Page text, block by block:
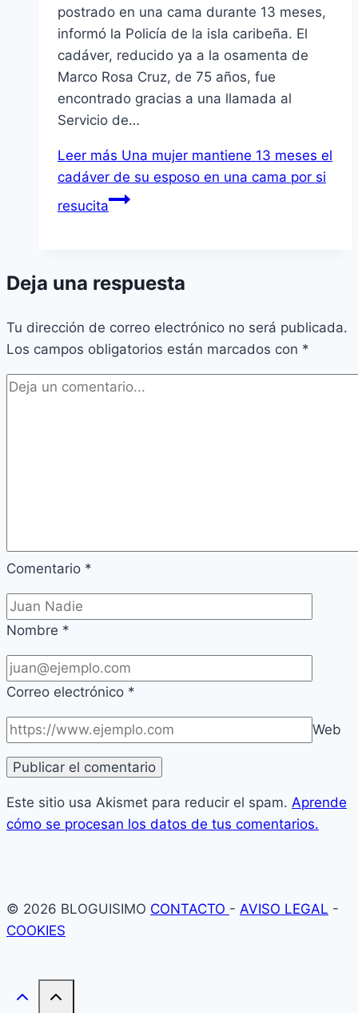
postrado en una cama durante 13 meses,
informó la Policía de la isla caribeña. El
cadáver, reducido ya a la osamenta de
Marco Rosa Cruz, de 75 años, fue
encontrado gracias a una llamada al
Servicio de…
Leer más Una mujer mantiene 13 meses el
cadáver de su esposo en una cama por si
resucita
Deja una respuesta
Tu dirección de correo electrónico no será publicada.
Los campos obligatorios están marcados con *
Comentario *
Nombre *
Correo electrónico *
Web
Este sitio usa Akismet para reducir el spam. Aprende
cómo se procesan los datos de tus comentarios.
© 2026 BLOGUISIMO CONTACTO - AVISO LEGAL -
COOKIES